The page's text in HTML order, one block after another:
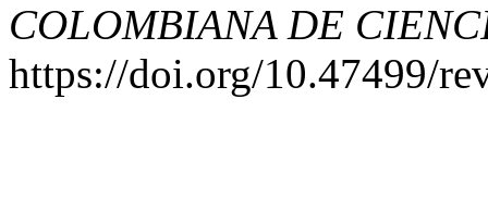
COLOMBIANA DE
https://doi.org/10.47499/